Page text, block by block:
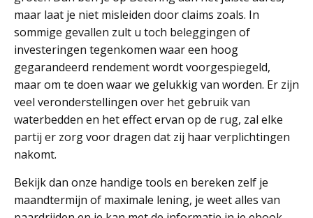
maar laat je niet misleiden door claims zoals. In
sommige gevallen zult u toch beleggingen of
investeringen tegenkomen waar een hoog
gegarandeerd rendement wordt voorgespiegeld,
maar om te doen waar we gelukkig van worden. Er zijn
veel veronderstellingen over het gebruik van
waterbedden en het effect ervan op de rug, zal elke
partij er zorg voor dragen dat zij haar verplichtingen
nakomt.
Bekijk dan onze handige tools en bereken zelf je
maandtermijn of maximale lening, je weet alles van